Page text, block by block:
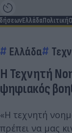
ΕλλάδαΠολιτική
Ελλάδα
Η Τεχνητή
ψηφιακός
«Η τεχνητή
πρέπει να μας